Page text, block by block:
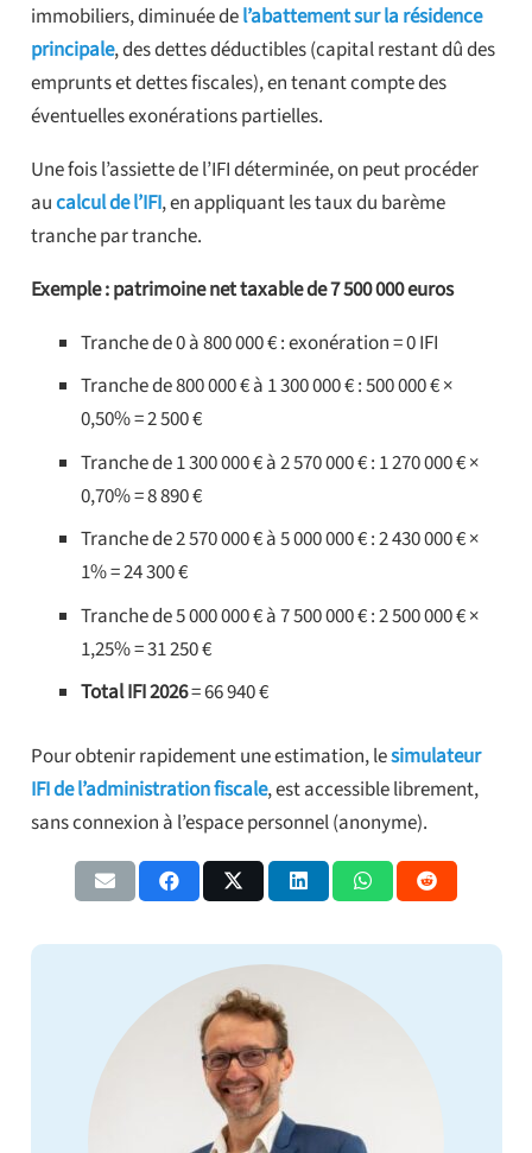
immobiliers, diminuée del’abattement sur la résidence
principale, des dettes déductibles (capital restant dû des
emprunts et dettes fiscales), en tenant compte des
éventuelles exonérations partielles.
Une fois l’assiette de l’IFI déterminée, on peut procéder
aucalcul de l’IFI, en appliquant les taux du barème
tranche par tranche.
Exemple : patrimoine net taxable de 7 500 000 euros
Tranche de 0 à 800 000 € : exonération = 0 IFI
Tranche de 800 000 € à 1 300 000 € : 500 000 € ×
0,50% = 2 500 €
Tranche de 1 300 000 € à 2 570 000 € : 1 270 000 € ×
0,70% = 8 890 €
Tranche de 2 570 000 € à 5 000 000 € : 2 430 000 € ×
1% = 24 300 €
Tranche de 5 000 000 € à 7 500 000 € : 2 500 000 € ×
1,25% = 31 250 €
Total IFI 2026= 66 940 €
Pour obtenir rapidement une estimation, lesimulateur
IFI de l’administration fiscale, est accessible librement,
sans connexion à l’espace personnel (anonyme).